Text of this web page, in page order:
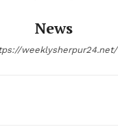
News
weeklysherpur24.net/